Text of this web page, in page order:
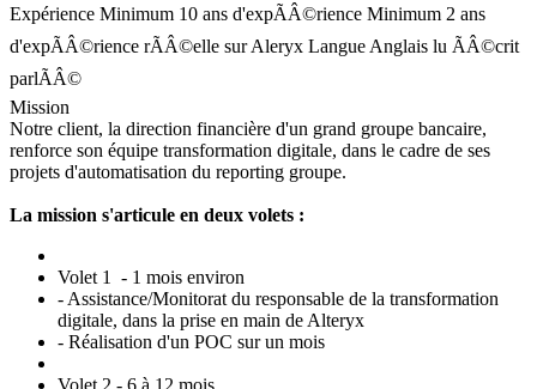
Expérience Minimum 10 ans d'expÃÂ©rience Minimum 2 ans
d'expÃÂ©rience rÃÂ©elle sur Aleryx Langue Anglais lu ÃÂ©crit
parlÃÂ©
Mission
Notre client, la direction financière d'un grand groupe bancaire,
renforce son équipe transformation digitale, dans le cadre de ses
projets d'automatisation du reporting groupe.
La mission s'articule en deux volets :
Volet 1 - 1 mois environ
- Assistance/Monitorat du responsable de la transformation
digitale, dans la prise en main de Alteryx
- Réalisation d'un POC sur un mois
Volet 2 - 6 à 12 mois